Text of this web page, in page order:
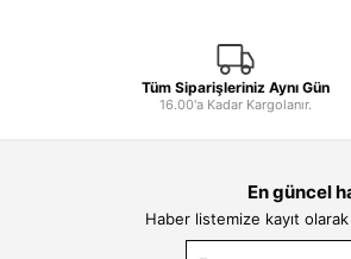
Tüm Siparişleriniz Aynı Gün
16.00'a Kadar Kargolanır.
En güncel
Haber listemize kayıt